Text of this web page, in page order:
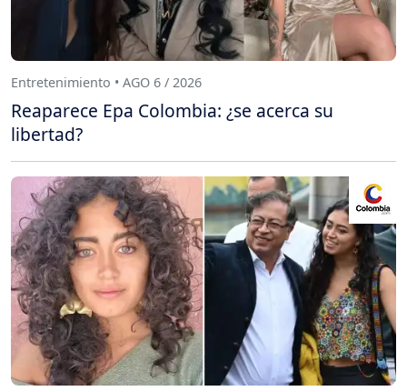
Entretenimiento • AGO 6 / 2026
Reaparece Epa Colombia: ¿se acerca su
libertad?